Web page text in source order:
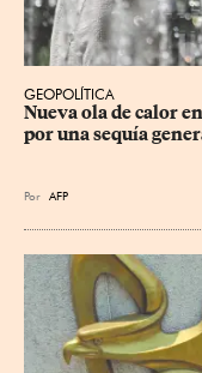
GEOPOLÍTICA
Nueva ola de calor
por una sequía
Por AFP